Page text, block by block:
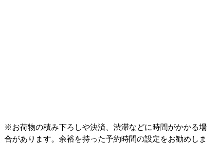
インフォ
※お荷物の積み下ろしや決済、渋滞などに時間がかかる場
合があります。余裕を持った予約時間の設定をお勧めしま